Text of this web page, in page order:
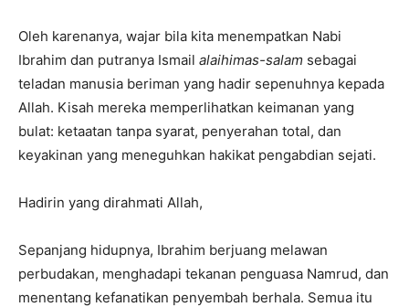
Oleh karenanya, wajar bila kita menempatkan Nabi
Ibrahim dan putranya Ismail alaihimas-salam sebagai
teladan manusia beriman yang hadir sepenuhnya kepada
Allah. Kisah mereka memperlihatkan keimanan yang
bulat: ketaatan tanpa syarat, penyerahan total, dan
keyakinan yang meneguhkan hakikat pengabdian sejati.
Hadirin yang dirahmati Allah,
Sepanjang hidupnya, Ibrahim berjuang melawan
perbudakan, menghadapi tekanan penguasa Namrud, dan
menentang kefanatikan penyembah berhala. Semua itu